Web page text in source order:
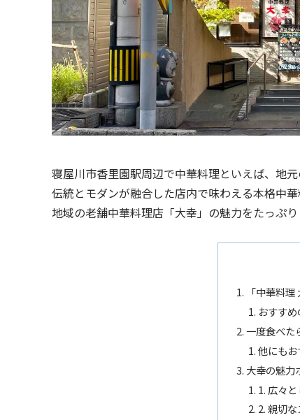
寝屋川市香里園駅周辺で中華料理といえば、地
伝統とモダンが融合した店内で味わえる本格中
地域の老舗中華料理店「大幸」の魅力をたっぷり
「中華料
おすす
一度食べた
他にも
大幸の魅力
1. 広々
2. 親切